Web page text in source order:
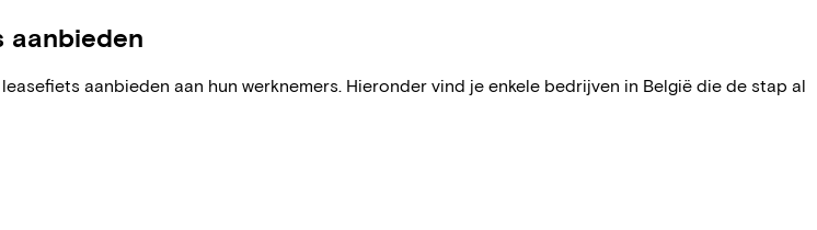
aanbieden
aanbieden aan hun werknemers. Hieronder vind je enkele bedrijven in België die de stap al